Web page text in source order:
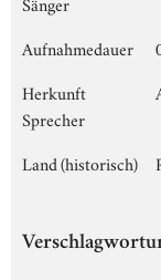
Aufnahmedauer
Herkunft
Sprecher
Land (historisch)